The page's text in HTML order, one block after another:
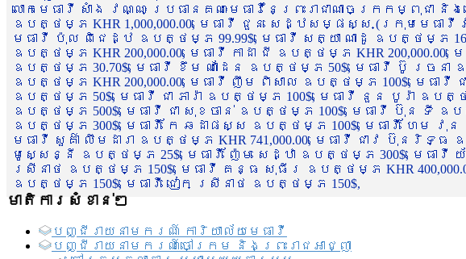
លោកមេធាវី សាំង វណ្ណៈ ប្រធានគណៈមេធាវីនៃព្រះរាជាណាចក្រកម្ពុជ
ឧបត្ថម្ភ KHR 1,000,000.00, មេធាវី ជួន សេដ្ឋសម្ផស្ស (ក្រុមមេ
មេធាវី ប៉ុល ពិជេដ្ឋ ឧបត្ថម្ភ 99.99$, មេធាវី សត្យា ណាដូ ឧបត្ថម្ភ
ឧបត្ថម្ភ KHR 200,000.00, មេធាវី កាដា ជី ឧបត្ថម្ភ KHR
ឧបត្ថម្ភ 30.70$, មេធាវី ខឹម ណាដែន ឧបត្ថម្ភ 50$, មេធាវី ប៊ូ រចន
ឧបត្ថម្ភ KHR 200,000.00, មេធាវី ញឹម ពិសាល ឧបត្ថម្ភ 100$, មេធា
ឧបត្ថម្ភ 50$, មេធាវី ជា ភារ៉ា ឧបត្ថម្ភ 100$, មេធាវី នួន បូរ៉ា ឧប
ឧបត្ថម្ភ 500$, មេធាវី ជា សុខចាន់ ឧបត្ថម្ភ 100$, មេធាវី ប៊ុន ទី
ឧបត្ថម្ភ 300$, មេធាវី កែ ឆដាផស្ស ឧបត្ថម្ភ 100$, មេធាវី ហែម វុ
មេធាវី សួគ៌ា លឹមដារា ឧបត្ថម្ភ KHR 741,000.00, មេធាវី ជាវ ប៊ុនរិទ្
មូសេ្សន្នី ឧបត្ថម្ភ 25$, មេធាវី ញ៉ែម សេដ្ឋា ឧបត្ថម្ភ 300$, មេធា
ស្រីនាថ ឧបត្ថម្ភ 150$, មេធាវី គន្ធ សុធីរ ឧបត្ថម្ភ KHR
ឧបត្ថម្ភ 150$, មេធាវី ជៀក ស្រីនាថ ឧបត្ថម្ភ 150$,
មាតិការសំខាន់ៗ
បញ្ជី​រាយ​នាមករណ៍ ការិយាល័យ​មេធាវី​
បញ្ជី​រាយ​នាមករណ៍​ចៅក្រម និងព្រះរាជអាជ្ញា